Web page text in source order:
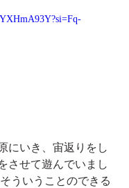
にいき、宙返りをし
させて遊んでいまし
ういうことのできる